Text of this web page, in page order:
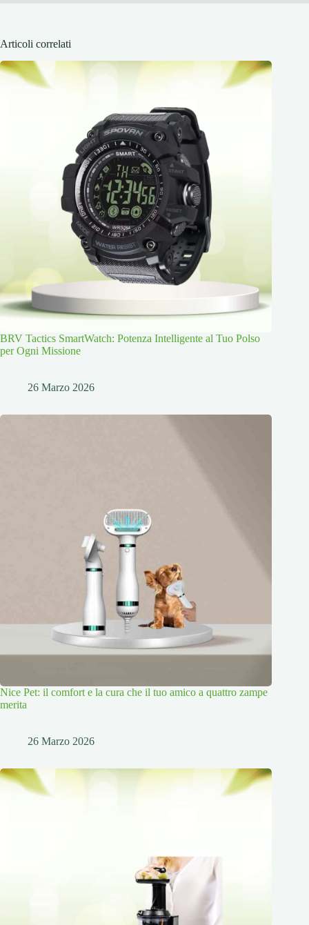
Articoli correlati
BRV Tactics SmartWatch: Potenza Intelligente al Tuo Polso
per Ogni Missione
26 Marzo 2026
Nice Pet: il comfort e la cura che il tuo amico a quattro zampe
merita
26 Marzo 2026